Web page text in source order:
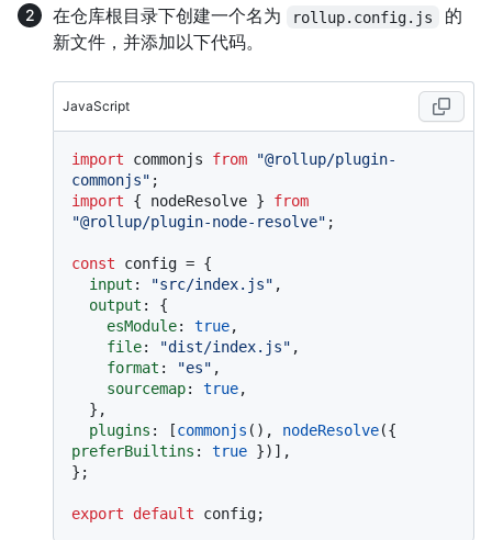
在仓库根目录下创建一个名为 rollup.config.js
的
新文件，并添加以下代码。
JavaScript
import commonjs from
"@rollup/plugin-
commonjs"
import { nodeResolve } from
"@rollup/plugin-node-resolve" ;
const config = {
input : "src/index.js" ,
output : {
esModule: true,
file: "dist/index.js" ,
format : "es" ,
sourcemap: true,
plugins : [commonjs (), nodeResolve
preferBuiltins : true })],
};
export default